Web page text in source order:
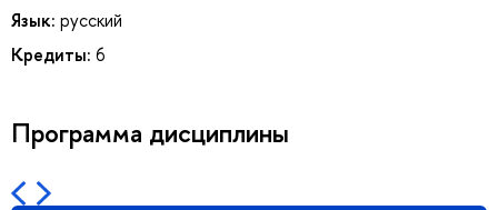
Язык: русский
Кредиты: 6
Программа дисциплины